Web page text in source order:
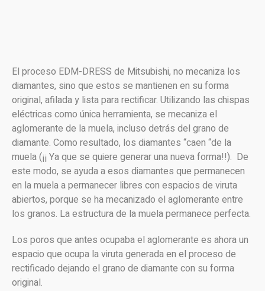
El proceso EDM-DRESS de Mitsubishi, no mecaniza los
diamantes, sino que estos se mantienen en su forma
original, afilada y lista para rectificar. Utilizando las chispas
eléctricas como única herramienta, se mecaniza el
aglomerante de la muela, incluso detrás del grano de
diamante. Como resultado, los diamantes “caen “de la
muela (¡¡ Ya que se quiere generar una nueva forma!!). De
este modo, se ayuda a esos diamantes que permanecen
en la muela a permanecer libres con espacios de viruta
abiertos, porque se ha mecanizado el aglomerante entre
los granos. La estructura de la muela permanece perfecta.
Los poros que antes ocupaba el aglomerante es ahora un
espacio que ocupa la viruta generada en el proceso de
rectificado dejando el grano de diamante con su forma
original.